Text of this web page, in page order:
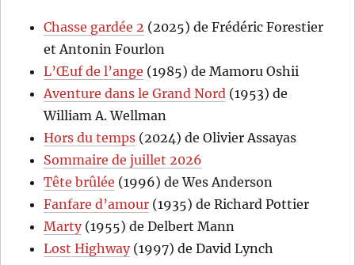
Chasse gardée 2 (2025) de Frédéric Forestier
et Antonin Fourlon
L’Œuf de l’ange (1985) de Mamoru Oshii
Aventure dans le Grand Nord (1953) de
William A. Wellman
Hors du temps (2024) de Olivier Assayas
Sommaire de juillet 2026
Tête brûlée (1996) de Wes Anderson
Fanfare d’amour (1935) de Richard Pottier
Marty(1955) de Delbert Mann
Lost Highway(1997) de David Lynch